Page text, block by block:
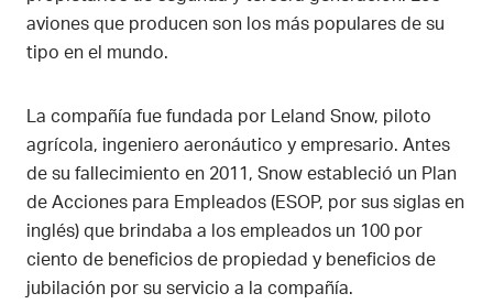
aviones que producen son los más populares de su
tipo en el mundo.
La compañía fue fundada por Leland Snow, piloto
agrícola, ingeniero aeronáutico y empresario. Antes
de su fallecimiento en 2011, Snow estableció un Plan
de Acciones para Empleados (ESOP, por sus siglas en
inglés) que brindaba a los empleados un 100 por
ciento de beneficios de propiedad y beneficios de
jubilación por su servicio a la compañía.